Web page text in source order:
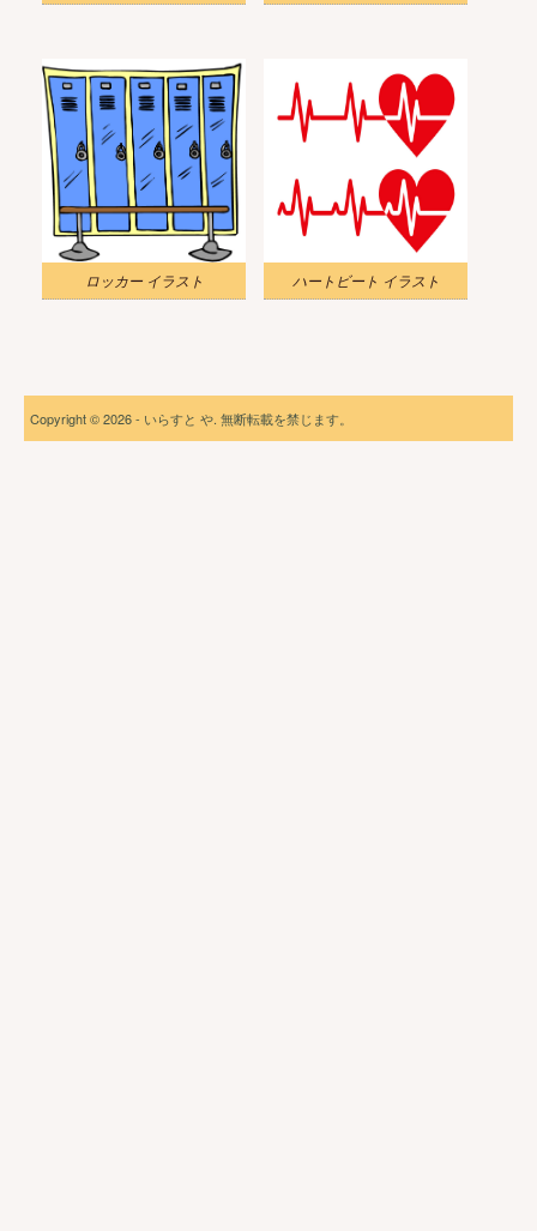
ロッカー イラスト ハートビート イラスト
Copyright © 2026 - いらすと や. 無断転載を禁じます。